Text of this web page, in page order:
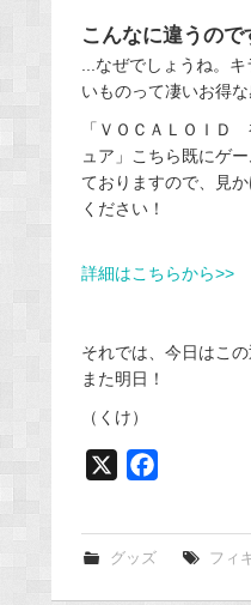
こんなに違うので
...なぜでしょうね。
いものって凄いお得な
「ＶＯＣＡＬＯＩＤ
ュア」こちら既にゲ
ておりますので、見
ください！
詳細はこちらから>>
それでは、今日はこの
また明日！
（くけ）
グッズ フィ